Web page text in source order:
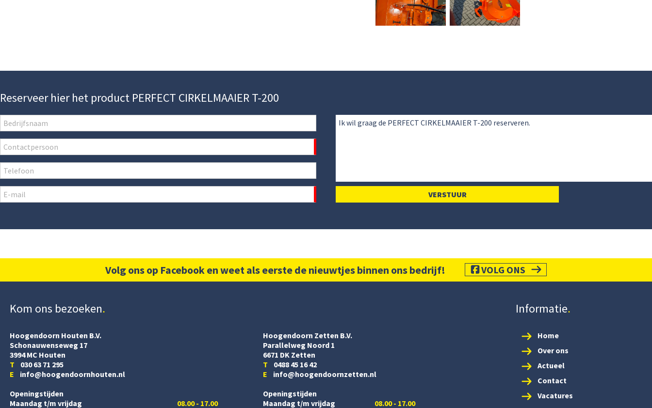
Reserveer hier het product PERFECT CIRKELMAAIER T-200
Volg ons op Facebook en weet als eerste de nieuwtjes binnen ons bedrijf! VOLG ONS
Kom ons bezoeken
Hoogendoorn Houten B.V.
Schonauwenseweg 17
3994 MC Houten
T 030 63 71 295
E info@hoogendoornhouten.nl
Openingstijden
Maandag t/m vrijdag
08.00 - 17.00
Hoogendoorn Zetten B.V.
Parallelweg Noord 1
6671 DK Zetten
T 0488 45 16 42
E info@hoogendoornzetten.nl
Openingstijden
Maandag t/m vrijdag
08.00 - 17.00
Informatie
Home
Over ons
Actueel
Contact
Vacatures